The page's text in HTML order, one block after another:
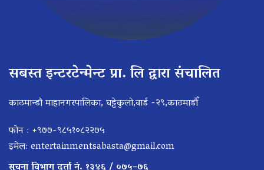
सबस्त इन्टरटेन्मेन्ट प्रा. लि द्वारा संचालित
काठमान्डौ माहानगरपालिका, घट्टेकुलो,वार्ड -२९,काठमाडौँ
फोन : +९७७-९८५१०८२२७५
इमेल: entertainmentsabasta@gmail.com